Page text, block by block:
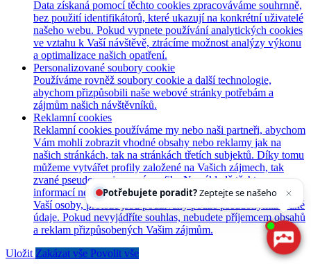
Data získaná pomocí těchto cookies zpracováváme souhrnně,
bez použití identifikátorů, které ukazují na konkrétní uživatelé
našeho webu. Pokud vypnete používání analytických cookies
ve vztahu k Vaší návštěvě, ztrácíme možnost analýzy výkonu
a optimalizace našich opatření.
Personalizované soubory cookie
Používáme rovněž soubory cookie a další technologie,
abychom přizpůsobili naše webové stránky potřebám a
zájmům našich návštěvníků.
Reklamní cookies
Reklamní cookies používáme my nebo naši partneři, abychom
Vám mohli zobrazit vhodné obsahy nebo reklamy jak na
našich stránkách, tak na stránkách třetích subjektů. Díky tomu
můžeme vytvářet profily založené na Vašich zájmech, tak
zvané pseudonymizované profily. Na základě těchto
informací není zpravidla možná bezprostřední identifikace
Vaší osoby, protože jsou používány pouze pseudonymizované
údaje. Pokud nevyjádříte souhlas, nebudete příjemcem obsahů
a reklam přizpůsobených Vašim zájmům.
Uložit Zakázat vše Povolit vše
Potřebujete poradit?
Zeptejte se našeho asistenta
Chettyho